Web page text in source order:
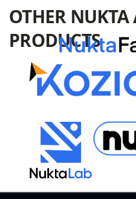
OTHER NUKTA
PRODUCTS